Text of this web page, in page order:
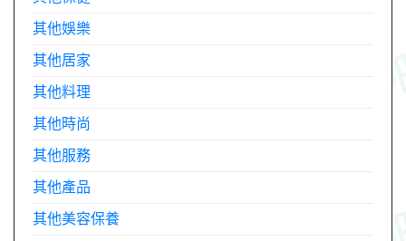
其他娛樂
其他居家
其他料理
其他時尚
其他服務
其他產品
其他美容保養